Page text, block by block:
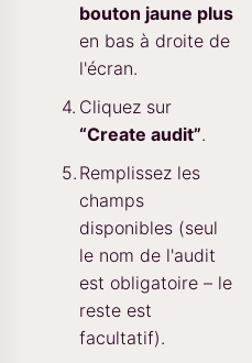
bouton jaune plus
en bas à droite de
l'écran.
Cliquez sur
“Create audit”.
Remplissez les
champs
disponibles (seul
le nom de l'audit
est obligatoire – le
reste est
facultatif).